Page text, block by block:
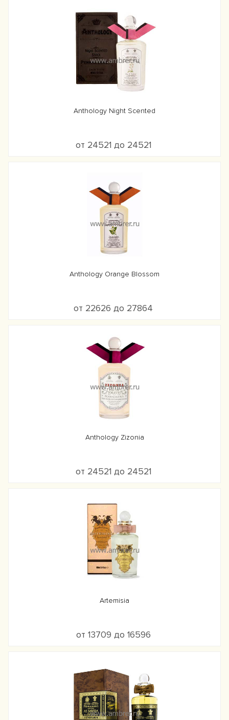
Anthology Night Scented
от 24521 до 24521
Anthology Orange Blossom
от 22626 до 27864
Anthology Zizonia
от 24521 до 24521
Artemisia
от 13709 до 16596